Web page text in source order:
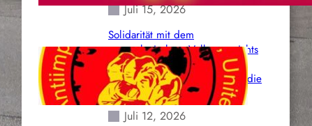
Juli 15, 2026
Solidarität mit dem
venezolanischem Volk angesichts
der verlorenen Leben und der
katastrophalen Situation durch die
Erdbeben des 24. Juni!
Juli 12, 2026